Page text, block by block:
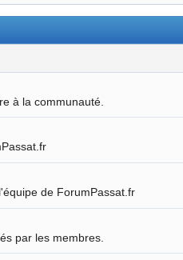
à la communauté.
de ForumPassat.fr
par les membres.